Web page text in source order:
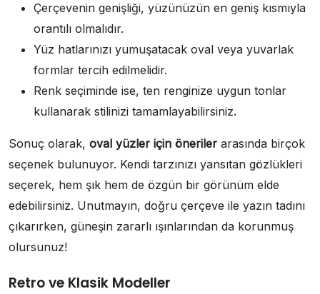
Çerçevenin genişliği, yüzünüzün en geniş kısmıyla
orantılı olmalıdır.
Yüz hatlarınızı yumuşatacak oval veya yuvarlak
formlar tercih edilmelidir.
Renk seçiminde ise, ten renginize uygun tonlar
kullanarak stilinizi tamamlayabilirsiniz.
Sonuç olarak, oval yüzler için öneriler arasında birçok
seçenek bulunuyor. Kendi tarzınızı yansıtan gözlükleri
seçerek, hem şık hem de özgün bir görünüm elde
edebilirsiniz. Unutmayın, doğru çerçeve ile yazın tadını
çıkarırken, güneşin zararlı ışınlarından da korunmuş
olursunuz!
Retro ve Klasik Modeller